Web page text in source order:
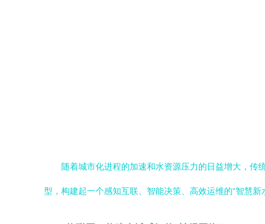
随着城市化进程的加速和水资源压力的日益增大，传
型，构建起一个感知互联、智能决策、高效运维的“智慧